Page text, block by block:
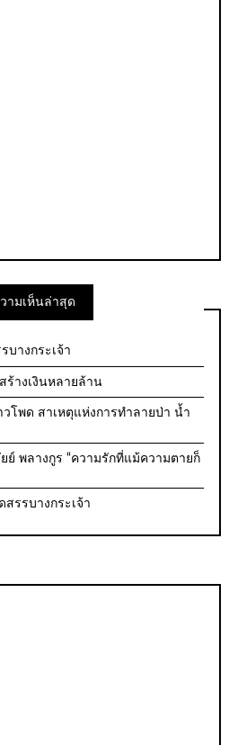
ามเห็นล่าสุด
บางกระเจ้า
ร้างเงินหลายล้าน
วโพด สาเหตุแห่งการทำลายป่า น้ำ
ย์ พลางกูร “ความรักที่แม้ความตายก็
สรรบางกระเจ้า